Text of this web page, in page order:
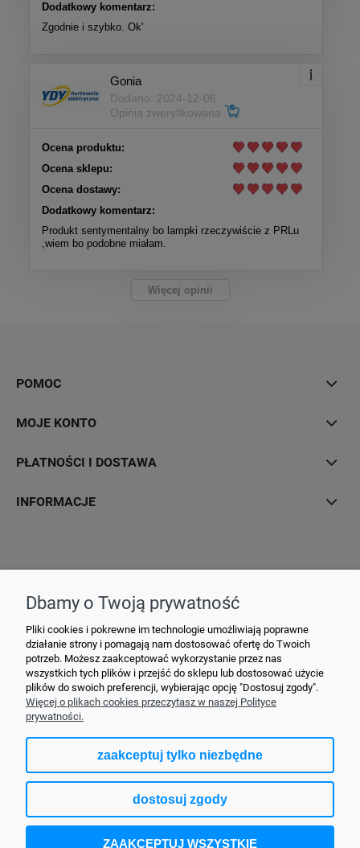
Dodatkowy komentarz:
Zgodnie i szybko. Ok'
Gonia
Dodano: 2024-12-06
Opinia zweryfikowana
Ocena produktu:
Ocena sklepu:
Ocena dostawy:
Dodatkowy komentarz:
Produkt sentymentalny bo lampki rzeczywiście z PRLu
,wiem bo podobne miałam.
Więcej opinii
POMOC
MOJE KONTO
PŁATNOŚCI I DOSTAWA
INFORMACJE
+48790635548• MAIL: ydypl
Sklep internetowy Shoper.pl
Dbamy o Twoją prywatność
Pliki cookies i pokrewne im technologie umożliwiają poprawne
działanie strony i pomagają nam dostosować ofertę do Twoich
potrzeb. Możesz zaakceptować wykorzystanie przez nas
wszystkich tych plików i przejść do sklepu lub dostosować użycie
plików do swoich preferencji, wybierając opcję "Dostosuj zgody".
Więcej o plikach cookies przeczytasz w naszej Polityce
prywatności.
zaakceptuj tylko niezbędne
dostosuj zgody
ZAAKCEPTUJ WSZYSTKIE